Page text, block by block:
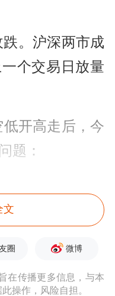
。沪深两市成
个交易日放量
开高走后，今
题：
何有序撤退？
的运行节奏？
出的答案是：
文
圈 微博
在传播更多信息，与本
操作，风险自担。